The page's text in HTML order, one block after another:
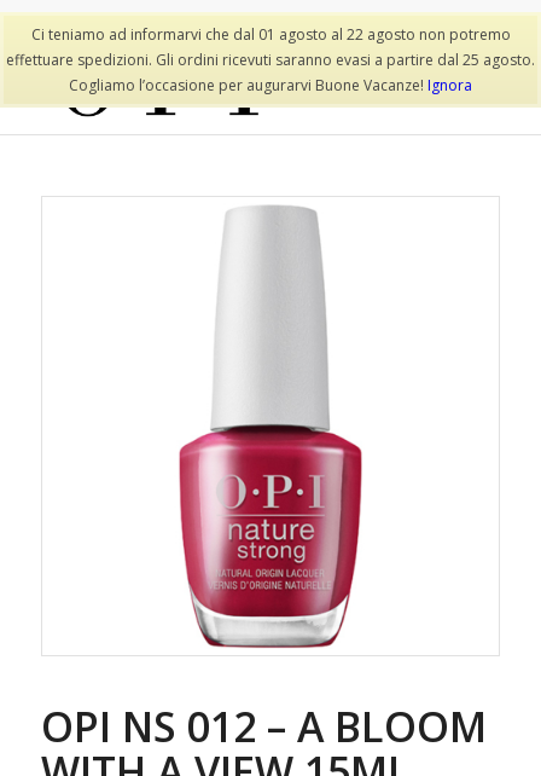
Lista dei desideri Il mio account
OPI NS 012 – A BLOOM
Ci teniamo ad informarvi che dal 01 agosto al 22 agosto non potremo
effettuare spedizioni. Gli ordini ricevuti saranno evasi a partire dal 25 agosto.
Cogliamo l’occasione per augurarvi Buone Vacanze! Ignora